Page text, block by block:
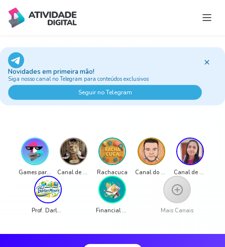
Jogos e Atividades
Trilhas
Classic Games
Novidades em primeira mão!
Siga nosso canal no Telegram para conteúdos exclusivos
Seguir no Telegram
Games para Educação Canal de Luciana Alongi Rachacuca Canal do Pro LG Canal de Alessandra Silva
Prof. Darlan Moura Financial Education Channel - Ms. Ana Beatriz de Medeiros Mais Canais